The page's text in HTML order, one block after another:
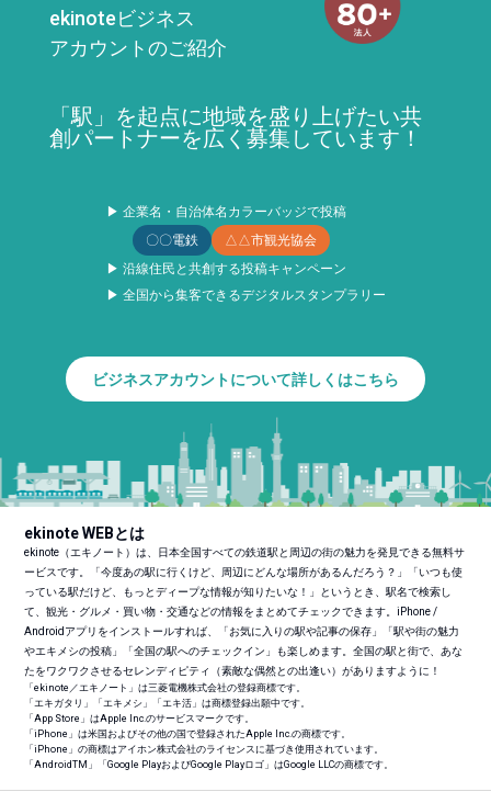
ekinoteビジネス
アカウントのご紹介
「駅」を起点に地域を盛り上げたい共
創パートナーを広く募集しています！
▶ 企業名・自治体名カラーバッジで投稿
〇〇電鉄
△△市観光協会
▶ 沿線住民と共創する投稿キャンペーン
▶ 全国から集客できるデジタルスタンプラリー
ビジネスアカウントについて詳しくはこちら
ekinote WEBとは
ekinote（エキノート）は、日本全国すべての鉄道駅と周辺の街の魅力を発見できる無料サ
ービスです。「今度あの駅に行くけど、周辺にどんな場所があるんだろう？」「いつも使
っている駅だけど、もっとディープな情報が知りたいな！」というとき、駅名で検索し
て、観光・グルメ・買い物・交通などの情報をまとめてチェックできます。iPhone /
Androidアプリをインストールすれば、「お気に入りの駅や記事の保存」「駅や街の魅力
やエキメシの投稿」「全国の駅へのチェックイン」も楽しめます。全国の駅と街で、あな
たをワクワクさせるセレンディピティ（素敵な偶然との出逢い）がありますように！
「ekinote／エキノート」は三菱電機株式会社の登録商標です。
「エキガタリ」「エキメシ」「エキ活」は商標登録出願中です。
「App Store」はApple Inc.のサービスマークです。
「iPhone」は米国およびその他の国で登録されたApple Inc.の商標です。
「iPhone」の商標はアイホン株式会社のライセンスに基づき使用されています。
「AndroidTM 」「Google PlayおよびGoogle Playロゴ」はGoogle LLCの商標です。